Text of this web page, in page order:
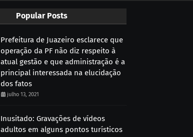
Popular Posts
Prefeitura de Juazeiro esclarece que
operação da PF não diz respeito à
atual gestão e que administração é a
principal interessada na elucidação
dos fatos
julho 13, 2021
Inusitado: Gravações de vídeos
adultos em alguns pontos turísticos